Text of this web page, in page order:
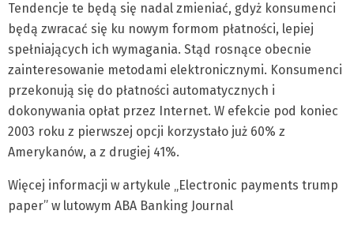
Tendencje te będą się nadal zmieniać, gdyż konsumenci
będą zwracać się ku nowym formom płatności, lepiej
spełniających ich wymagania. Stąd rosnące obecnie
zainteresowanie metodami elektronicznymi. Konsumenci
przekonują się do płatności automatycznych i
dokonywania opłat przez Internet. W efekcie pod koniec
2003 roku z pierwszej opcji korzystało już 60% z
Amerykanów, a z drugiej 41%.
Więcej informacji w artykule „Electronic payments trump
paper” w lutowym ABA Banking Journal